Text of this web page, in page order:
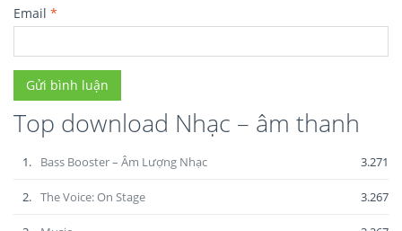
Email *
Top download Nhạc – âm thanh
1. Bass Booster – Âm Lượng Nhạc 3.271
2. The Voice: On Stage 3.267